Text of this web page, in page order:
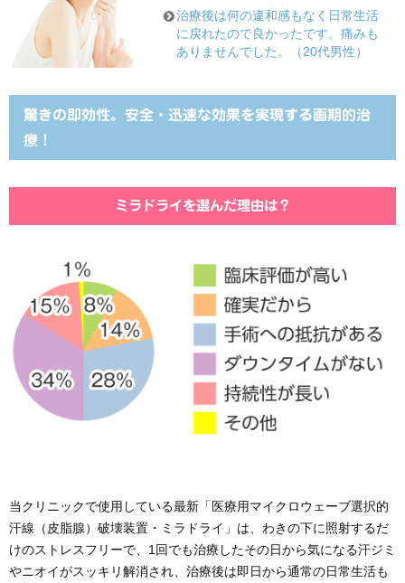
治療後は何の違和感もなく日常生活
に戻れたので良かったです。痛みも
ありませんでした。（20代男性）
驚きの即効性。安全・迅速な効果を実現する画期的治
療！
ミラドライを選んだ理由は？
当クリニックで使用している最新「医療用マイクロウェーブ選択的
汗線（皮脂腺）破壊装置・ミラドライ」は、わきの下に照射するだ
けのストレスフリーで、1回でも治療したその日から気になる汗ジミ
やニオイがスッキリ解消され、治療後は即日から通常の日常生活も